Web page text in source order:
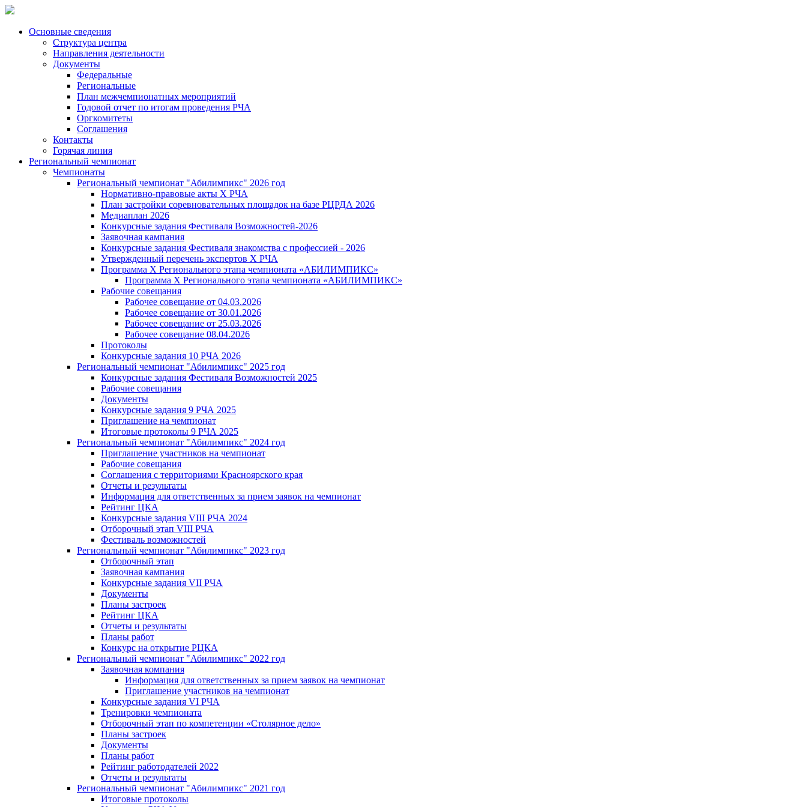
Основные сведения
Структура центра
Направления деятельности
Документы
Федеральные
Региональные
План межчемпионатных мероприятий
Годовой отчет по итогам проведения РЧА
Оргкомитеты
Соглашения
Контакты
Горячая линия
Региональный чемпионат
Чемпионаты
Региональный чемпионат "Абилимпикс" 2026 год
Нормативно-правовые акты Х РЧА
План застройки соревновательных площадок на базе РЦРДА 2026
Медиаплан 2026
Конкурсные задания Фестиваля Возможностей-2026
Заявочная кампания
Конкурсные задания Фестиваля знакомства с профессией - 2026
Утвержденный перечень экспертов X РЧА
Программа X Регионального этапа чемпионата «АБИЛИМПИКС»
Программа X Регионального этапа чемпионата «АБИЛИМПИКС»
Рабочие совещания
Рабочее совещание от 04.03.2026
Рабочее совещание от 30.01.2026
Рабочее совещание от 25.03.2026
Рабочее совещание 08.04.2026
Протоколы
Конкурсные задания 10 РЧА 2026
Региональный чемпионат "Абилимпикс" 2025 год
Конкурсные задания Фестиваля Возможностей 2025
Рабочие совещания
Документы
Конкурсные задания 9 РЧА 2025
Приглашение на чемпионат
Итоговые протоколы 9 РЧА 2025
Региональный чемпионат "Абилимпикс" 2024 год
Приглашение участников на чемпионат
Рабочие совещания
Соглашения с территориями Красноярского края
Отчеты и результаты
Информация для ответственных за прием заявок на чемпионат
Рейтинг ЦКА
Конкурсные задания VIII РЧА 2024
Отборочный этап VIII РЧА
Фестиваль возможностей
Региональный чемпионат "Абилимпикс" 2023 год
Отборочный этап
Заявочная кампания
Конкурсные задания VII РЧА
Документы
Планы застроек
Рейтинг ЦКА
Отчеты и результаты
Планы работ
Конкурс на открытие РЦКА
Региональный чемпионат "Абилимпикс" 2022 год
Заявочная компания
Информация для ответственных за прием заявок на чемпионат
Приглашение участников на чемпионат
Конкурсные задания VI РЧА
Тренировки чемпионата
Отборочный этап по компетенции «Столярное дело»
Планы застроек
Документы
Планы работ
Рейтинг работодателей 2022
Отчеты и результаты
Региональный чемпионат "Абилимпикс" 2021 год
Итоговые протоколы